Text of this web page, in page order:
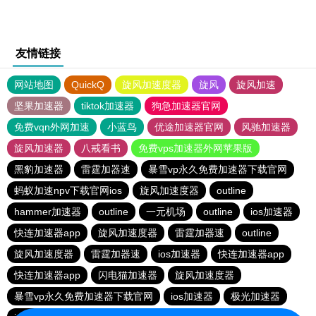
友情链接
网站地图 QuickQ 旋风加速度器 旋风
旋风加速
坚果加速器
tiktok加速器
狗急加速器官网
免费vqn外网加速
小蓝鸟 优途加速器官网
风驰加速器
旋风加速器
八戒看书
免费vps加速器外网苹果版
黑豹加速器
雷霆加器速
暴雪vp永久免费加速器下载官网
蚂蚁加速npv下载官网ios
旋风加速度器
outline
hammer加速器
outline 一元机场 outline
ios加速器
快连加速器app
旋风加速度器 雷霆加器速
outline
旋风加速度器
雷霆加器速 ios加速器
快连加速器app
快连加速器app
闪电猫加速器
旋风加速度器
暴雪vp永久免费加速器下载官网
ios加速器
极光加速器